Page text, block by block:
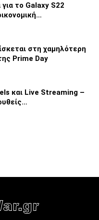
το Galaxy S22
στη χαμηλότερη
Prime Day
και Live Streaming –